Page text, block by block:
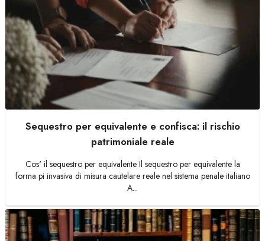
Sequestro per equivalente e confisca: il rischio
patrimoniale reale
Cos' il sequestro per equivalente Il sequestro per equivalente la
forma pi invasiva di misura cautelare reale nel sistema penale italiano
A...